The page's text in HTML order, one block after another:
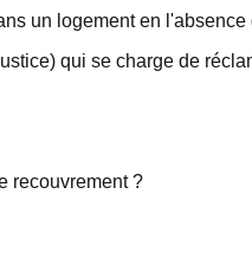
un logement en
qui se charge de
recouvrement ?